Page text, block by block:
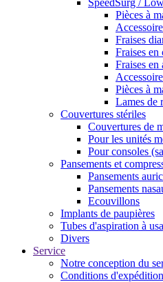
SpeedSurg /
Pièces à
Fraises
Fraises
Fraises
Pièces à
Lames de
Couvertures stériles
Couvertures de
Pour les unités
Pour consoles
Pansements et
Pansements
Pansements
Ecouvillons
Implants de paupières
Tubes d'aspiration à
Divers
Service
Notre conception du
Conditions